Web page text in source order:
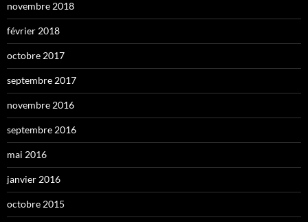
novembre 2018
février 2018
octobre 2017
septembre 2017
novembre 2016
septembre 2016
mai 2016
janvier 2016
octobre 2015